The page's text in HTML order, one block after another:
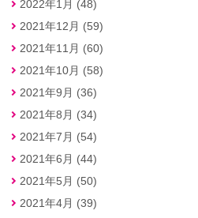
2022年1月 (48)
2021年12月 (59)
2021年11月 (60)
2021年10月 (58)
2021年9月 (36)
2021年8月 (34)
2021年7月 (54)
2021年6月 (44)
2021年5月 (50)
2021年4月 (39)